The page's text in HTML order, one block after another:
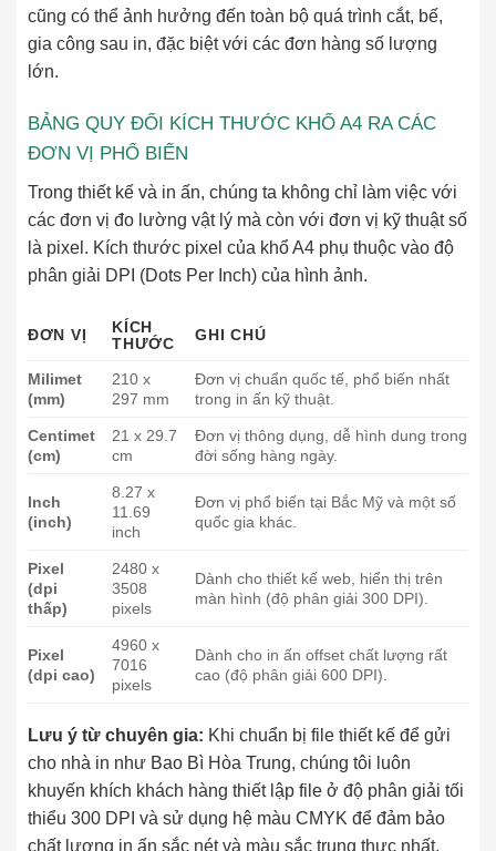
cũng có thể ảnh hưởng đến toàn bộ quá trình cắt, bế,
gia công sau in, đặc biệt với các đơn hàng số lượng
lớn.
BẢNG QUY ĐỔI KÍCH THƯỚC KHỔ A4 RA CÁC
ĐƠN VỊ PHỔ BIẾN
Trong thiết kế và in ấn, chúng ta không chỉ làm việc với
các đơn vị đo lường vật lý mà còn với đơn vị kỹ thuật số
là pixel. Kích thước pixel của khổ A4 phụ thuộc vào độ
phân giải DPI (Dots Per Inch) của hình ảnh.
ĐƠN VỊ
KÍCH
THƯỚC
GHI CHÚ
Milimet
(mm)
210 x
297 mm
Đơn vị chuẩn quốc tế, phổ biến nhất
trong in ấn kỹ thuật.
Centimet
(cm)
21 x 29.7
cm
Đơn vị thông dụng, dễ hình dung trong
đời sống hàng ngày.
Inch
(inch)
8.27 x
11.69
inch
Đơn vị phổ biến tại Bắc Mỹ và một số
quốc gia khác.
Pixel
(dpi
thấp)
2480 x
3508
pixels
Dành cho thiết kế web, hiển thị trên
màn hình (độ phân giải 300 DPI).
Pixel
(dpi cao)
4960 x
7016
pixels
Dành cho in ấn offset chất lượng rất
cao (độ phân giải 600 DPI).
Lưu ý từ chuyên gia: Khi chuẩn bị file thiết kế để gửi
cho nhà in như Bao Bì Hòa Trung, chúng tôi luôn
khuyến khích khách hàng thiết lập file ở độ phân giải tối
thiểu 300 DPI và sử dụng hệ màu CMYK để đảm bảo
chất lượng in ấn sắc nét và màu sắc trung thực nhất.